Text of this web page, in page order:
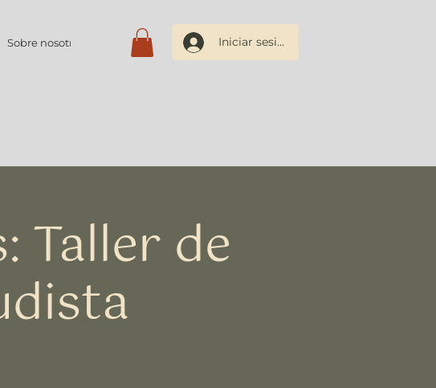
Sobre nosotros Contacto Iniciar sesión
Taller de